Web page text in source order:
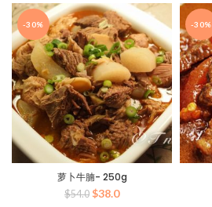
为：
$57.0。
格
为：
$40.0。
-30%
萝卜牛腩- 250g
$54.0 原
$38.0当
-30%